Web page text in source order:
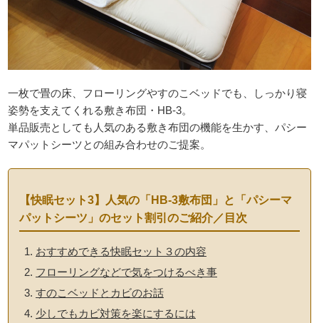
一枚で畳の床、フローリングやすのこベッドでも、しっかり寝
姿勢を支えてくれる敷き布団・HB-3。
単品販売としても人気のある敷き布団の機能を生かす、パシー
マパットシーツとの組み合わせのご提案。
【快眠セット3】人気の「HB-3敷布団」と「パシーマ
パットシーツ」のセット割引のご紹介／目次
おすすめできる快眠セット３の内容
フローリングなどで気をつけるべき事
すのこベッドとカビのお話
少しでもカビ対策を楽にするには